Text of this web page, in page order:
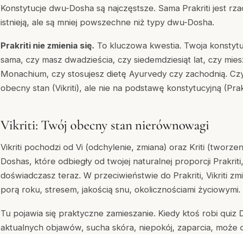
Konstytucje dwu-Dosha są najczęstsze. Sama Prakriti jest
istnieją, ale są mniej powszechne niż typy dwu-Dosha.
Prakriti nie zmienia się. To kluczowa kwestia. Twoja
sama, czy masz dwadzieścia, czy siedemdziesiąt lat, czy
Monachium, czy stosujesz dietę Ayurvedy czy zachodnią.
obecny stan (Vikriti), ale nie na podstawę konstytucyjną
Vikriti: Twój obecny stan nierównowagi
Vikriti pochodzi od Vi (odchylenie, zmiana) oraz Kriti
Doshas, które odbiegły od twojej naturalnej proporcji
doświadczasz teraz. W przeciwieństwie do Prakriti, Vikriti
porą roku, stresem, jakością snu, okolicznościami życiowymi.
Tu pojawia się praktyczne zamieszanie. Kiedy ktoś robi quiz
aktualnych objawów, sucha skóra, niepokój, zaparcia, może